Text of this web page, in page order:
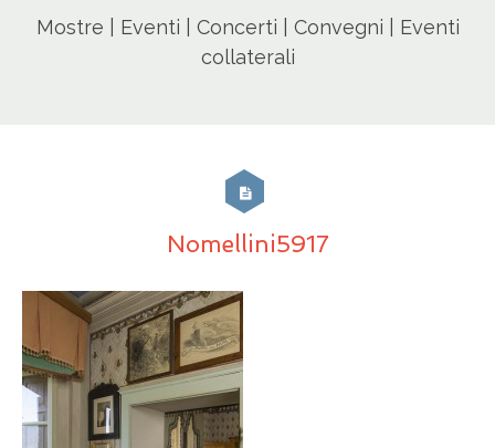
Mostre | Eventi | Concerti | Convegni | Eventi
collaterali
Nomellini5917